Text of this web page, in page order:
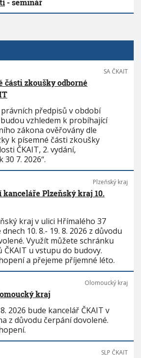
- seminář
SA ČKAIT
části zkoušky odborné
předpisů v období
vzhledem k probíhající
zákona ověřovány dle
k písemné části zkoušky
ČKAIT, 2. vydání,
7. 2026“.
Plzeňský kraj
Plzeňský kraj 10.
kraj v ulici Hřímalého 37
10. 8.- 19. 8. 2026 z důvodu
Využít můžete schránku
u vstupu do budovy.
a přejeme příjemné léto.
Olomoucký kraj
kraj
2026 bude kancelář ČKAIT v
z důvodu čerpání dovolené.
SLP ČKAIT